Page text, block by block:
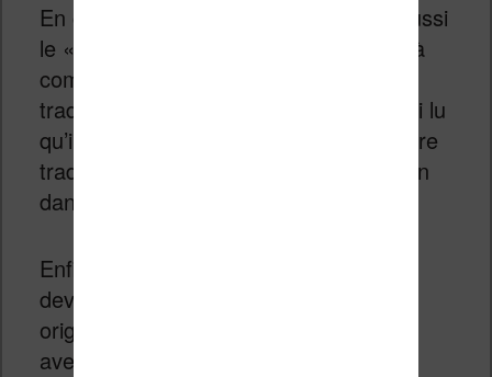
En complément, vous pouvez régler aussi
le « prompt », c’est-à-dire l’instruction à
communiquer à OpenAI pour faire la
traduction. Je ne l’ai pas testé, mais j’ai lu
qu’il était possible d’obtenir une meilleure
traduction en demandant une traduction
dans le style d’un auteur.
Enfin, dans l’onglet « Contenu », vous
devez sélectionner « Ajouter sans
original » pour obtenir le nouvel ebook
avec uniquement la traduction.